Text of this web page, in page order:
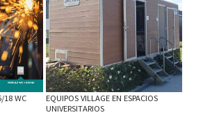
18 WC
EQUIPOS VILLAGE EN ESPACIOS
UNIVERSITARIOS